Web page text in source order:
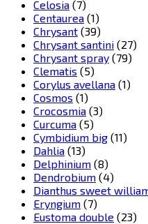
Celosia (7)
Centaurea (1)
Chrysant (39)
Chrysant santini (27)
Chrysant spray (79)
Clematis (5)
Corylus avellana (1)
Cosmos (1)
Crocosmia (3)
Curcuma (5)
Cymbidium big (11)
Dahlia (13)
Delphinium (8)
Dendrobium (4)
Dianthus sweet
Eryngium (7)
Eustoma double (23)